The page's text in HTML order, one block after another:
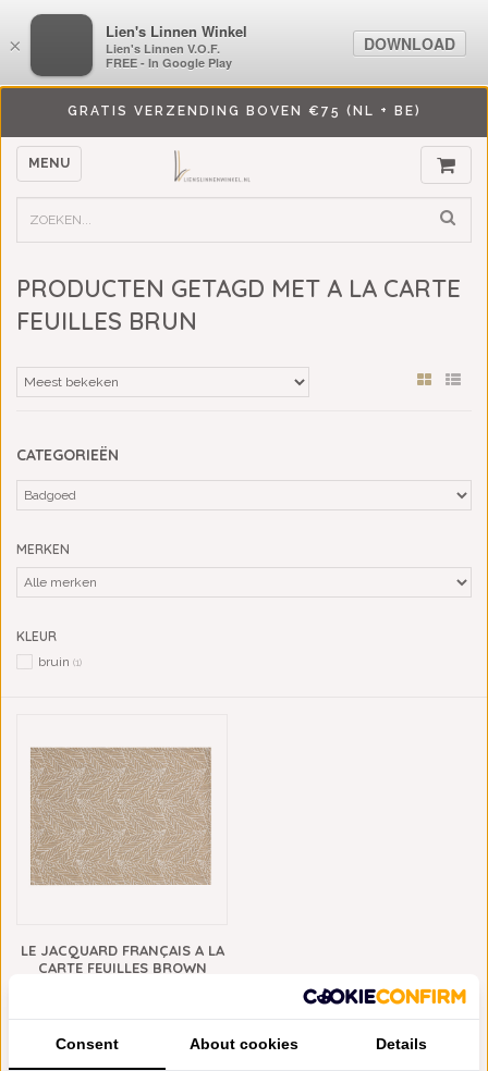
GRATIS VERZENDING BOVEN €75 (NL + BE)
MENU
PRODUCTEN GETAGD MET A LA CARTE
FEUILLES BRUN
CATEGORIEËN
MERKEN
KLEUR
bruin (1)
LE JACQUARD FRANÇAIS A LA
CARTE FEUILLES BROWN
×
LiensLinnenwinkel.nl
Lien's Linnen V.O.F.
FREE - In Google Play
DOWNLOAD
Consent About cookies Details
×
Lien's Linnen Winkel
Lien's Linnen V.O.F.
FREE - In Google Play
DOWNLOAD